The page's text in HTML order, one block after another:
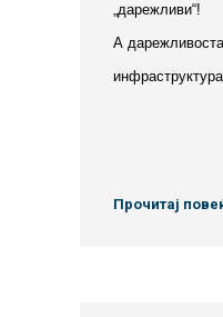
„дарежливи“!
А
Прочитај